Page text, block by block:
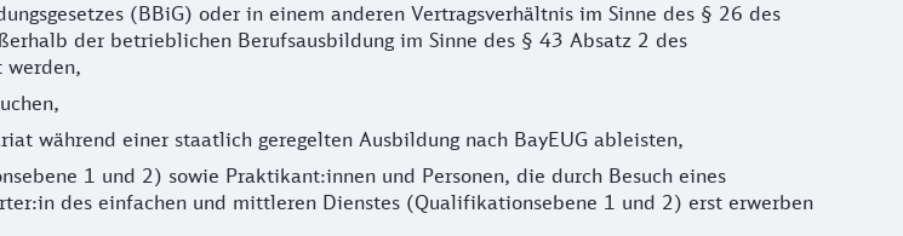
(BBiG) oder in einem anderen Vertragsverhältnis im Sinne des § 26 des
der betrieblichen Berufsausbildung im Sinne des § 43 Absatz 2 des
werden,
während einer staatlich geregelten Ausbildung nach BayEUG ableisten,
1 und 2) sowie Praktikant:innen und Personen, die durch Besuch eines
des einfachen und mittleren Dienstes (Qualifikationsebene 1 und 2) erst erwerben